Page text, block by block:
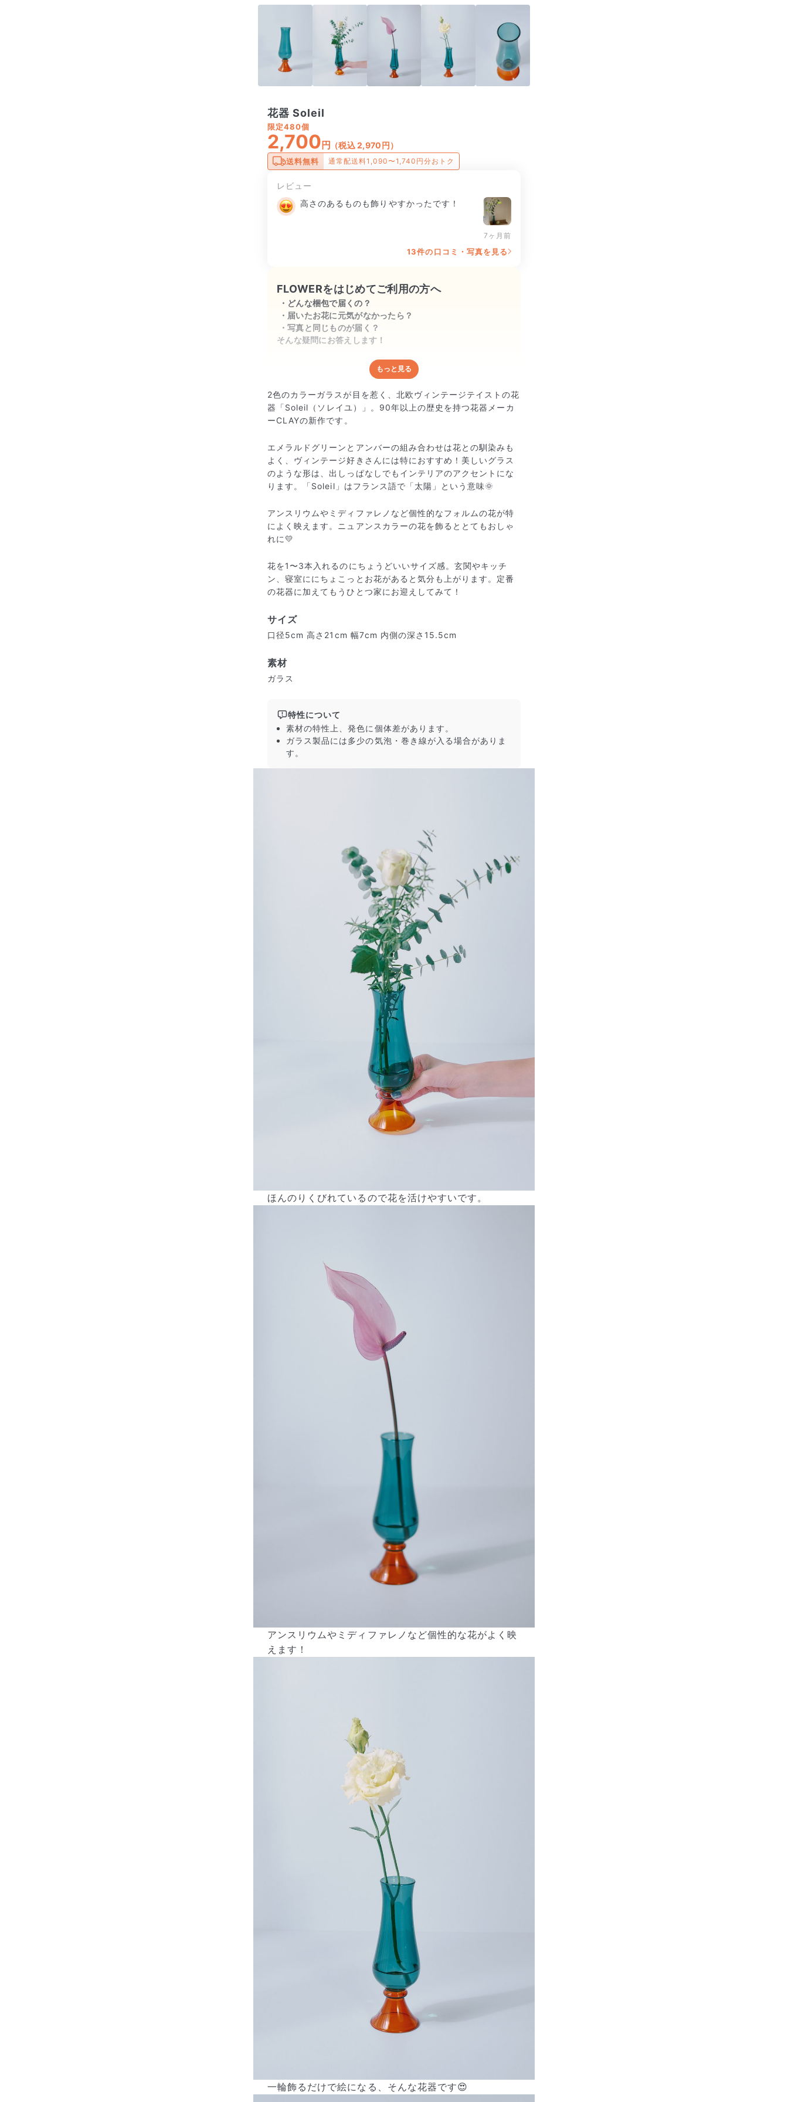
花器 Soleil
限定480個
2,700円 （税込 2,970円）
送料無料 通常配送料1,090〜1,740円分おトク
レビュー
高さのあるものも飾りやすかったです！
7ヶ月前
13件の口コミ・写真を見る
FLOWERをはじめてご利用の方へ
どんな梱包で届くの？
届いたお花に元気がなかったら？
写真と同じものが届く？
そんな疑問にお答えします！
どんな梱包で届くの？
出荷前に水揚げ（花が水を吸いやすくなる処理）を施し、専用
ボックスに丁寧に梱包してお届けしています。きゅっとまとめ
られて一見窮屈そうに見えますが、輸送中の衝撃による折れや
擦れを軽減する効果があります。
届いたお花に元気がなかったら？
もし届いたお花に「枯れている」「折れている」などの不備が
あった場合は、些細なことでもお気軽にサポートまでご連絡く
ださい。ご返金にて補償いたします。
写真と同じものが届く？
商品ページに掲載している写真は、実際にお届けする商品を撮
影したものです。お花は生き物なので、どうしても色味やサイ
ズ・咲き方に個体差はありますが、できるだけ写真のイメージ
に近いものをお届けできるように人の目でチェックをしていま
よくある質問
Q. 毎月自動でお花が届くサービスですか？
承ください。
Q. 配送日時は指定できますか？
お花をベストなタイミングで発送しているため、お届け日の指定は
できません。受け取り時間帯は、発送後にクロネコヤマトのアプリ
Q. 注文後にキャンセルできますか？
ご注文後一定時間内であればキャンセル可能です。
もっと見る
2色のカラーガラスが目を惹く、北欧ヴィンテージテイストの花
器「Soleil（ソレイユ）」。90年以上の歴史を持つ花器メーカ
ーCLAYの新作です。
エメラルドグリーンとアンバーの組み合わせは花との馴染みも
よく、ヴィンテージ好きさんには特におすすめ！美しいグラス
のような形は、出しっぱなしでもインテリアのアクセントにな
ります。「Soleil」はフランス語で「太陽」という意味🌞
アンスリウムやミディファレノなど個性的なフォルムの花が特
によく映えます。ニュアンスカラーの花を飾るととてもおしゃ
れに💛
花を1〜3本入れるのにちょうどいいサイズ感。玄関やキッチ
ン、寝室ににちょこっとお花があると気分も上がります。定番
の花器に加えてもうひとつ家にお迎えしてみて！
サイズ
口径5cm 高さ21cm 幅7cm 内側の深さ15.5cm
素材
ガラス
特性について
素材の特性上、発色に個体差があります。
ガラス製品には多少の気泡・巻き線が入る場合がありま
す。
ほんのりくびれているので花を活けやすいです。
アンスリウムやミディファレノなど個性的な花がよく映
えます！
一輪飾るだけで絵になる、そんな花器です😍